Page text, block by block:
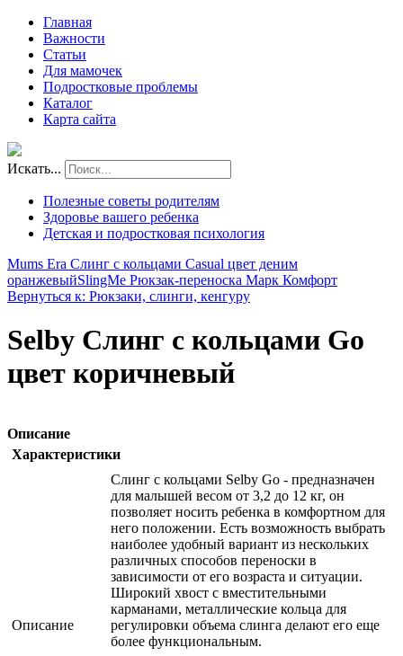
Главная
Важности
Статьи
Для мамочек
Подростковые проблемы
Каталог
Карта сайта
Искать...
Полезные советы родителям
Здоровье вашего ребенка
Детская и подростковая психология
Mums Era Слинг с кольцами Casual цвет деним
оранжевыйSlingMe Рюкзак-переноска Марк Комфорт
Вернуться к: Рюкзаки, слинги, кенгуру
Selby Слинг с кольцами Go
цвет коричневый
Описание
Характеристики
Описание
Слинг с кольцами Selby Go - предназначен
для малышей весом от 3,2 до 12 кг, он
позволяет носить ребенка в комфортном для
него положении. Есть возможность выбрать
наиболее удобный вариант из нескольких
различных способов переноски в
зависимости от его возраста и ситуации.
Широкий хвост с вместительными
карманами, металлические кольца для
регулировки объема слинга делают его еще
более функциональным.